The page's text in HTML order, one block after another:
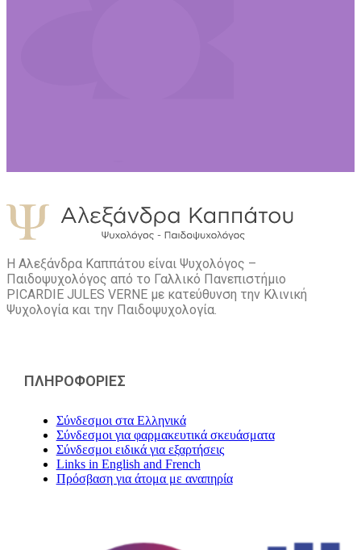
Η Αλεξάνδρα Καππάτου είναι Ψυχολόγος –
Παιδοψυχολόγος από το Γαλλικό Πανεπιστήμιο
PICARDIE JULES VERNE με κατεύθυνση την Kλινική
Ψυχολογία και την Παιδοψυχολογία.
ΠΛΗΡΟΦΟΡΙΕΣ
Σύνδεσμοι στα Ελληνικά
Σύνδεσμοι για φαρμακευτικά σκευάσματα
Σύνδεσμοι ειδικά για εξαρτήσεις
Links in English and French
Πρόσβαση για άτομα με αναπηρία